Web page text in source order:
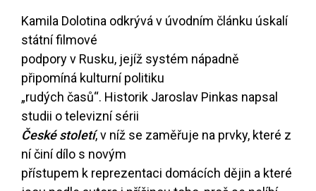
Kamila Dolotina odkrývá v úvodním článku úskalí
státní filmové
podpory v Rusku, jejíž systém nápadně
připomíná kulturní politiku
„rudých časů“. Historik Jaroslav Pinkas napsal
studii o televizní sérii
České století, v níž se zaměřuje na prvky, které z
ní činí dílo s novým
přístupem k reprezentaci domácích dějin a které